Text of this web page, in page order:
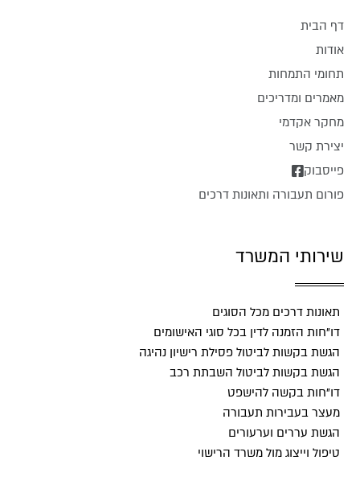
דף הבית
אודות
תחומי התמחות
מאמרים ומדריכים
מחקר אקדמי
יצירת קשר
פייסבוק
פורום תעבורה ותאונות דרכים
שירותי המשרד
תאונות דרכים מכל הסוגים
דו"חות הזמנה לדין בכל סוגי האישומים
הגשת בקשות לביטול פסילת רישיון נהיגה
הגשת בקשות לביטול השבתת רכב
דו"חות בקשה להישפט
מעצר בעבירות תעבורה
הגשת עררים וערעורים
טיפול וייצוג מול משרד הרישוי